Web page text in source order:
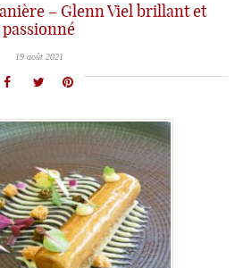
– Glenn Viel brillant et
passionné
19 août 2021